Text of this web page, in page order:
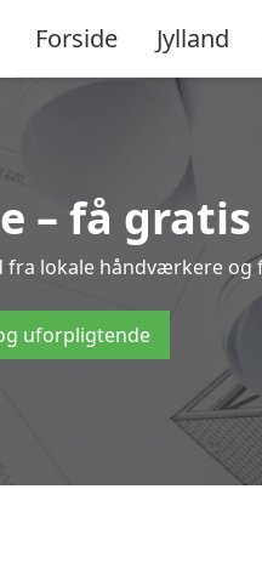
Forside Jylland
– få
lokale håndværkere
uforpligtende